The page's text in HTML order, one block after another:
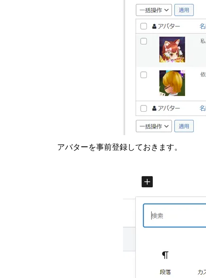
アバターを事前登録しておきます。